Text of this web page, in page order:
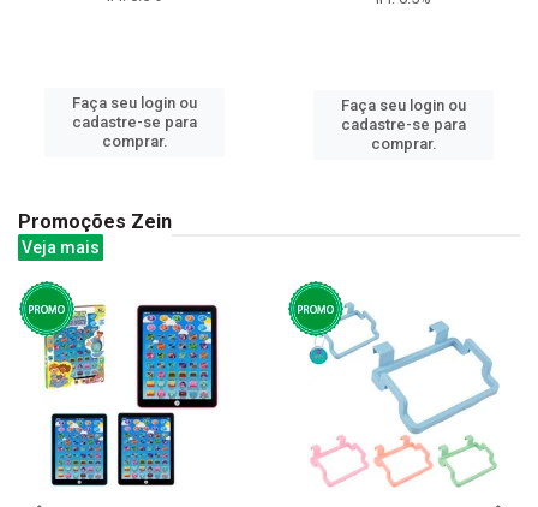
Faça seu login ou
cadastre-se para
comprar.
Faça seu login ou
cadastre-se para
comprar.
Promoções Zein
Veja mais